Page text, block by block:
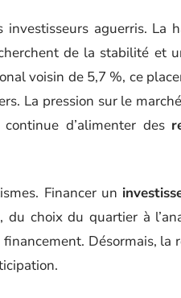
aguerris. La
de la stabilité et
voisin de 5,7 %, ce
La pression sur le
d’alimenter des
Financer un
choix du quartier à
Désormais, la